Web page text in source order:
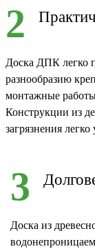
2
Доска ДПК легко
разнообразию
монтажные
Конструкции из
загрязнения
3
Доска из